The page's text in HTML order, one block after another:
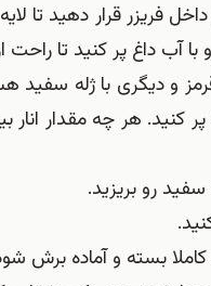
داخل فریزر قرار دهید
و دیگری با ژله سفید
پر کنید. هر چه مقدار
سفید رو بریزید.